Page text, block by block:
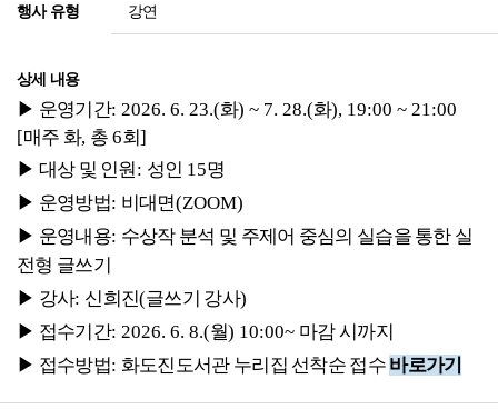
행사 유형 강연
상세 내용
▶ 운영기간: 2026. 6. 23.(화) ~ 7. 28.(화), 19:00 ~ 21:00
[매주 화, 총 6회]
▶ 대상 및 인원 : 성인 15명
▶ 운영방법: 비대면(ZOOM)
▶ 운영내용: 수상작 분석 및 주제어 중심의 실습을 통한 실
전형 글쓰기
▶ 강사: 신희진(글쓰기 강사)
▶ 접수기간: 2026. 6. 8.(월) 10:00~ 마감 시까지
▶ 접수방법: 화도진도서관 누리집 선착순 접수 바로가기